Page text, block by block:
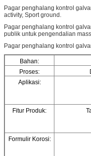
Pagar penghalang kontrol
activity, Sport ground.
Pagar penghalang kontrol
publik untuk pengendalian
Pagar penghalang kontrol
Bahan:
Proses:
Aplikasi:
Fitur Produk:
Formulir Korosi: